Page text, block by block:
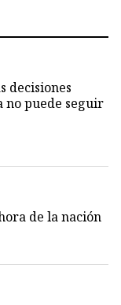
decisiones
no puede seguir
de la nación